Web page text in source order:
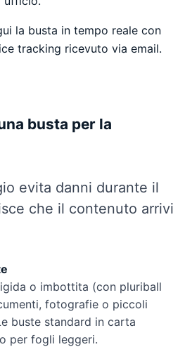
la busta in tempo reale con
tracking ricevuto via email.
busta per la
evita danni durante il
che il contenuto arrivi
o imbottita (con pluriball
fotografie o piccoli
buste standard in carta
per fogli leggeri.